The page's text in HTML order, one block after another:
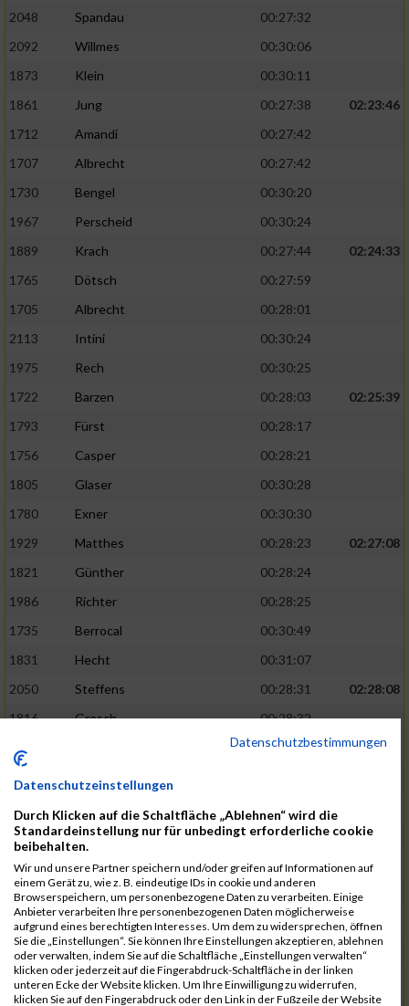
2048
Spandau
00:27:32
2092
Willmes
00:30:06
1873
Klein
00:30:11
1861
Jung 00:27:38
02:23:46
1712
Amandi
00:27:42
1707
Albrecht
00:27:42
1730
Bengel
00:30:20
1967
Perscheid
00:30:24
1889
Krach 00:27:44
02:24:33
1765
Dötsch
00:27:59
1705
Albrecht
00:28:01
2113
Intini
00:30:24
1975
Rech
00:30:25
1722
Barzen 00:28:03
02:25:39
1793
Fürst
00:28:17
1756
Casper
00:28:21
1805
Glaser
00:30:28
1780
Exner
00:30:30
1929
Matthes 00:28:23
02:27:08
1821
Günther
00:28:24
1986
Richter
00:28:25
1735
Berrocal
00:30:49
1831
Hecht
00:31:07
2050
Steffens 00:28:31
02:28:08
1816
Gresch
00:28:32
1933
00:28:33
1865
Kasper 00:28:34
02:28:33
2073
Voß
00:28:34
1976
Rech
00:28:37
1856
Johann
00:31:23
1928
Martini
00:31:25
1944
Mrsic 00:28:40
02:29:00
Datenschutzbestimmungen
Datenschutzeinstellungen
Durch Klicken auf die Schaltfläche „Ablehnen“ wird die
Standardeinstellung nur für unbedingt erforderliche cookie
beibehalten.
Wir und unsere Partner speichern und/oder greifen auf Informationen auf
einem Gerät zu, wie z. B. eindeutige IDs in cookie und anderen
Browserspeichern, um personenbezogene Daten zu verarbeiten. Einige
Anbieter verarbeiten Ihre personenbezogenen Daten möglicherweise
aufgrund eines berechtigten Interesses. Um dem zu widersprechen, öffnen
Sie die „Einstellungen“. Sie können Ihre Einstellungen akzeptieren, ablehnen
oder verwalten, indem Sie auf die Schaltfläche „Einstellungen verwalten“
klicken oder jederzeit auf die Fingerabdruck-Schaltfläche in der linken
unteren Ecke der Website klicken. Um Ihre Einwilligung zu widerrufen,
klicken Sie auf den Fingerabdruck oder den Link in der Fußzeile der Website